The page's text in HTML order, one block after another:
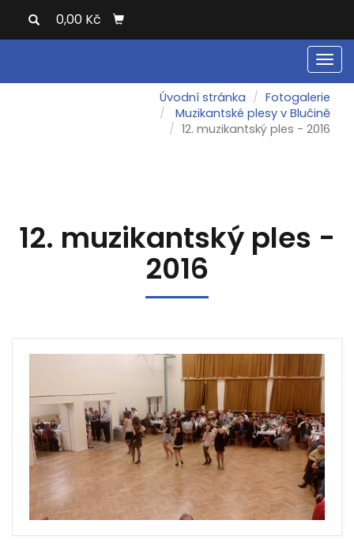
0,00 Kč
Úvodní stránka
Fotogalerie
Muzikantské plesy v Blučině
12. muzikantský ples - 2016
12. muzikantský ples -
2016